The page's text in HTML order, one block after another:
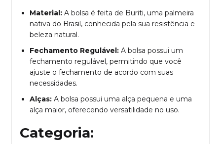
Material: A bolsa é feita de Buriti, uma palmeira
nativa do Brasil, conhecida pela sua resistência e
beleza natural.
Fechamento Regulável: A bolsa possui um
fechamento regulável, permitindo que você
ajuste o fechamento de acordo com suas
necessidades.
Alças: A bolsa possui uma alça pequena e uma
alça maior, oferecendo versatilidade no uso.
Categoria: